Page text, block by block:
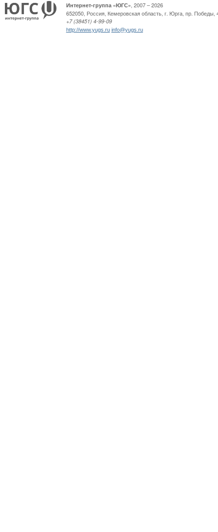
Интернет-группа «ЮГС» , 2007 – 2026
652050, Россия, Кемеровская область, г. Юрга, пр. Победы,
+7 (38451) 4-99-09
http://www.yugs.ru info@yugs.ru